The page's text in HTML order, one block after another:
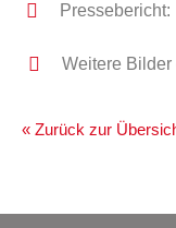
Pressebericht:
Weitere Bilder
« Zurück zur